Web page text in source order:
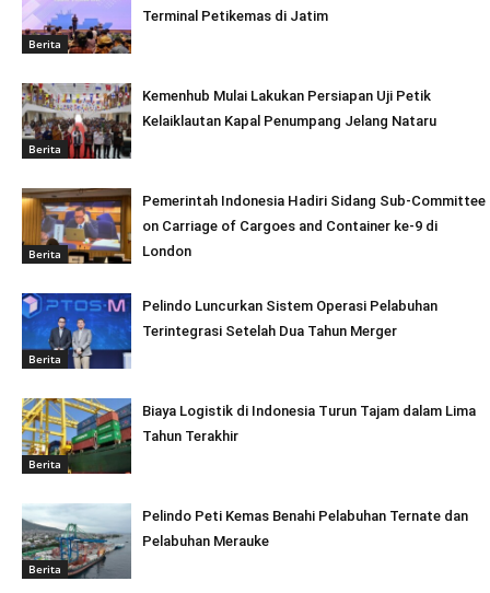
Berita
Terminal Petikemas di Jatim
Berita
Kemenhub Mulai Lakukan Persiapan Uji Petik
Kelaiklautan Kapal Penumpang Jelang Nataru
Berita
Pemerintah Indonesia Hadiri Sidang Sub-Committee
on Carriage of Cargoes and Container ke-9 di
London
Berita
Pelindo Luncurkan Sistem Operasi Pelabuhan
Terintegrasi Setelah Dua Tahun Merger
Berita
Biaya Logistik di Indonesia Turun Tajam dalam Lima
Tahun Terakhir
Berita
Pelindo Peti Kemas Benahi Pelabuhan Ternate dan
Pelabuhan Merauke